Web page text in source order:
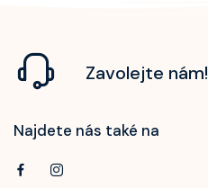
Zavolejte nám!
Najdete nás také na